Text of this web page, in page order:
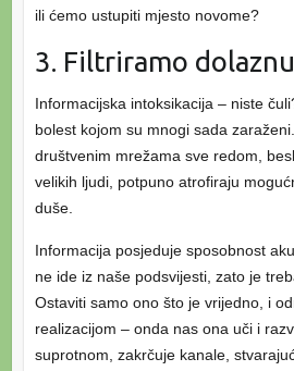
ili ćemo ustupiti mjesto novome?
3. Filtriramo
Informacijska intoksikacija – niste
bolest kojom su mnogi sada
društvenim mrežama sve redom,
velikih ljudi, potpuno atrofiraju
duše.
Informacija posjeduje sposobnost
ne ide iz naše podsvijesti, zato je
Ostaviti samo ono što je vrijedno, i
realizacijom – onda nas ona uči i
suprotnom, zakrčuje kanale,